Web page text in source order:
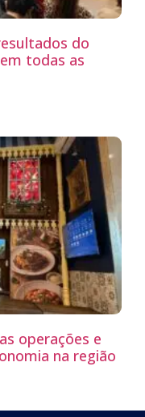
do
todas as
operações e
na região